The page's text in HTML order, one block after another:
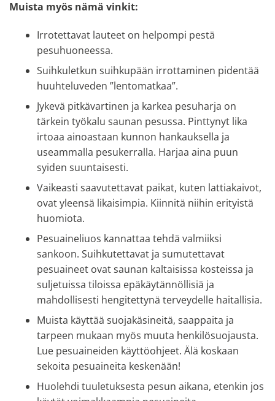
Muista myös nämä vinkit:
Irrotettavat lauteet on helpompi pestä
pesuhuoneessa.
Suihkuletkun suihkupään irrottaminen pidentää
huuhteluveden ”lentomatkaa”.
Jykevä pitkävartinen ja karkea pesuharja on
tärkein työkalu saunan pesussa. Pinttynyt lika
irtoaa ainoastaan kunnon hankauksella ja
useammalla pesukerralla. Harjaa aina puun
syiden suuntaisesti.
Vaikeasti saavutettavat paikat, kuten lattiakaivot,
ovat yleensä likaisimpia. Kiinnitä niihin erityistä
huomiota.
Pesuaineliuos kannattaa tehdä valmiiksi
sankoon. Suihkutettavat ja sumutettavat
pesuaineet ovat saunan kaltaisissa kosteissa ja
suljetuissa tiloissa epäkäytännöllisiä ja
mahdollisesti hengitettynä terveydelle haitallisia.
Muista käyttää suojakäsineitä, saappaita ja
tarpeen mukaan myös muuta henkilösuojausta.
Lue pesuaineiden käyttöohjeet. Älä koskaan
sekoita pesuaineita keskenään!
Huolehdi tuuletuksesta pesun aikana, etenkin jos